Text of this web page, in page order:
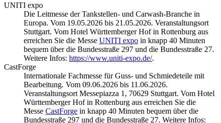
UNITI expo
Die Leitmesse der Tankstellen- und Carwash-Branche in
Europa. Vom 19.05.2026 bis 21.05.2026. Veranstaltungsort
Stuttgart. Vom Hotel Württemberger Hof in Rottenburg aus
erreichen Sie die Messe UNITI expo in knapp 40 Minuten
bequem über die Bundesstraße 297 und die Bundesstraße 27.
Weitere Infos: https://www.uniti-expo.de/.
CastForge
Internationale Fachmesse für Guss- und Schmiedeteile mit
Bearbeitung. Vom 09.06.2026 bis 11.06.2026.
Veranstaltungsort Messepiazza 1, 70629 Stuttgart. Vom Hotel
Württemberger Hof in Rottenburg aus erreichen Sie die
Messe CastForge in knapp 40 Minuten bequem über die
Bundesstraße 297 und die Bundesstraße 27. Weitere Infos: